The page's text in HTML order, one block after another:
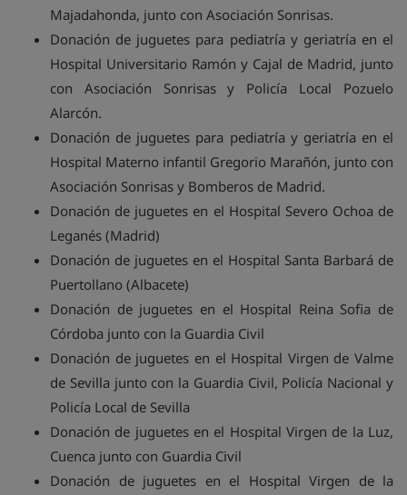
Majadahonda, junto con Asociación Sonrisas.
Donación de juguetes para pediatría y geriatría en el
Hospital Universitario Ramón y Cajal de Madrid, junto
con Asociación Sonrisas y Policía Local Pozuelo
Alarcón.
Donación de juguetes para pediatría y geriatría en el
Hospital Materno infantil Gregorio Marañón, junto con
Asociación Sonrisas y Bomberos de Madrid.
Donación de juguetes en el Hospital Severo Ochoa de
Leganés (Madrid)
Donación de juguetes en el Hospital Santa Barbará de
Puertollano (Albacete)
Donación de juguetes en el Hospital Reina Sofia de
Córdoba junto con la Guardia Civil
Donación de juguetes en el Hospital Virgen de Valme
de Sevilla junto con la Guardia Civil, Policía Nacional y
Policía Local de Sevilla
Donación de juguetes en el Hospital Virgen de la Luz,
Cuenca junto con Guardia Civil
Donación de juguetes en el Hospital Virgen de la